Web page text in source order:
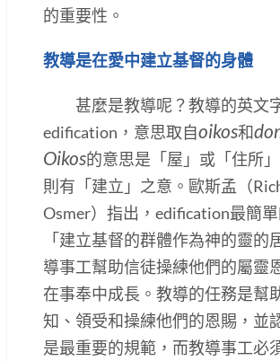
的重要性。
教導是在愛中建立基督的身體
甚麼是教導呢？教導的英文
edification，意思取自oikos和
Oikos的意思是「屋」或「住所」
則有「建立」之意。歐斯孟（
Osmer）指出，edification最簡
「建立基督的群體作為神的靈的
導事工幫助信徒操練他們的屬靈
在事奉中成長。教導的任務是幫
知、領受和操練他們的恩賜，並
是最重要的規範，而教導事工必